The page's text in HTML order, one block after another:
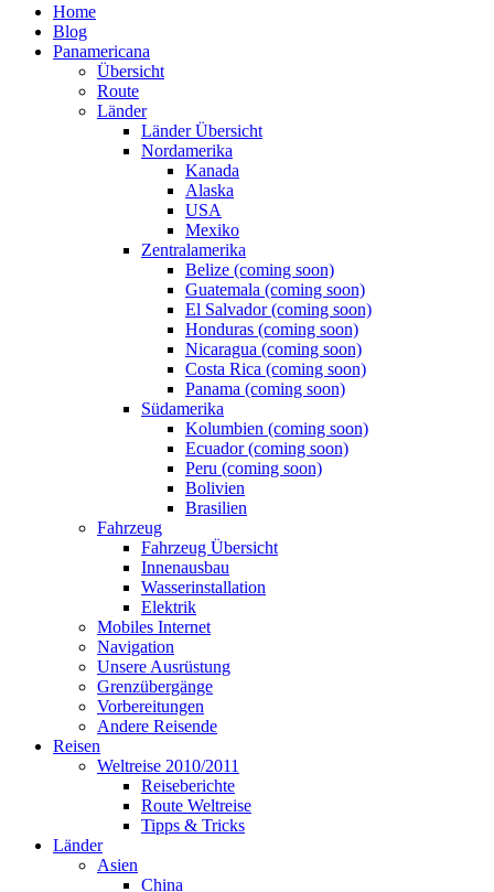
Home
Blog
Panamericana
Übersicht
Route
Länder
Länder Übersicht
Nordamerika
Kanada
Alaska
USA
Mexiko
Zentralamerika
Belize (coming soon)
Guatemala (coming soon)
El Salvador (coming soon)
Honduras (coming soon)
Nicaragua (coming soon)
Costa Rica (coming soon)
Panama (coming soon)
Südamerika
Kolumbien (coming soon)
Ecuador (coming soon)
Peru (coming soon)
Bolivien
Brasilien
Fahrzeug
Fahrzeug Übersicht
Innenausbau
Wasserinstallation
Elektrik
Mobiles Internet
Navigation
Unsere Ausrüstung
Grenzübergänge
Vorbereitungen
Andere Reisende
Reisen
Weltreise 2010/2011
Reiseberichte
Route Weltreise
Tipps & Tricks
Länder
Asien
China